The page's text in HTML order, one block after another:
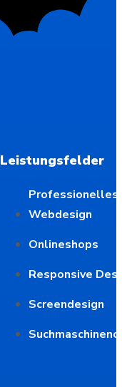
Leistungsfelder
Professionelles
Webdesign
Onlineshops
Responsive
Screendesign